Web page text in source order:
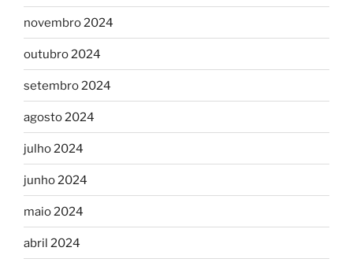
novembro 2024
outubro 2024
setembro 2024
agosto 2024
julho 2024
junho 2024
maio 2024
abril 2024